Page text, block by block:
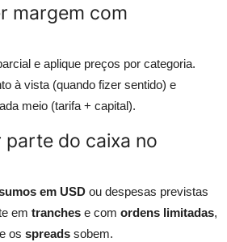
margem com
e aplique preços por categoria.
à vista (quando fizer sentido) e
meio (tarifa + capital).
parte do caixa no
em USD ou despesas previstas
em tranches e com ordens limitadas,
os spreads sobem.